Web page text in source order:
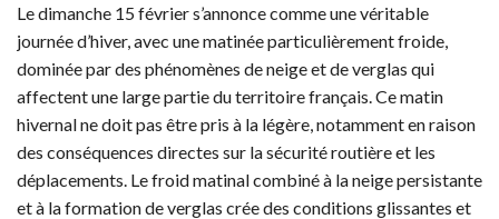
Le dimanche 15 février s’annonce comme une véritable
journée d’hiver, avec une matinée particulièrement froide,
dominée par des phénomènes de neige et de verglas qui
affectent une large partie du territoire français. Ce matin
hivernal ne doit pas être pris à la légère, notamment en raison
des conséquences directes sur la sécurité routière et les
déplacements. Le froid matinal combiné à la neige persistante
et à la formation de verglas crée des conditions glissantes et